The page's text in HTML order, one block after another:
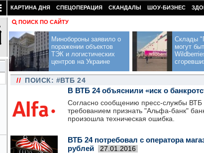
КАРТИНА ДНЯ СПЕЦОПЕРАЦИЯ СКАНДАЛЫ ШОУ-БИЗНЕС
ПОИСК ПО САЙТУ
Минобороны заявило о
поражении объектов
ТЭК и логистических
центров на Украине
Склады
могут
// ПОИСК: #ВТБ 24
В ВТБ 24 объяснили «иск о
Согласно сообщению пресс-службы ВТБ
требованием признать "Альфа-банк"
произошла техническая ошибка.
ВТБ 24 потребовал с оператора
рублей
27.01.2016